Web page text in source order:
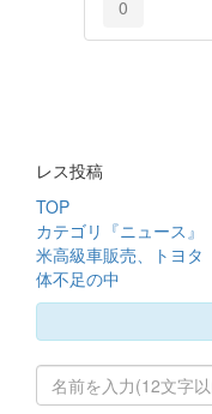
0
レス投稿
TOP
カテゴリ『ニュース』
米高級車販売、トヨタ
体不足の中